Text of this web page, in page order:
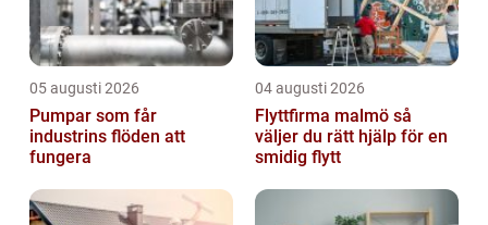
05 augusti 2026
Pumpar som får
industrins flöden att
fungera
04 augusti 2026
Flyttfirma malmö så
väljer du rätt hjälp för en
smidig flytt